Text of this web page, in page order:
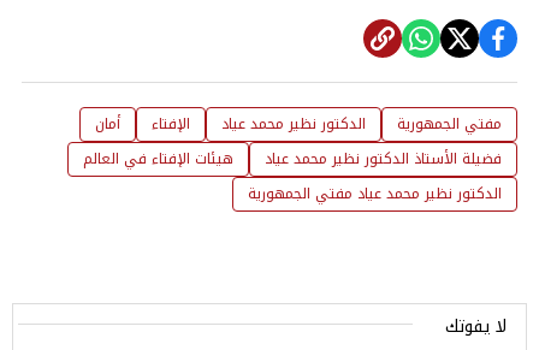
مفتي الجمهورية الدكتور نظير محمد عياد الإفتاء
أمان
فضيلة الأستاذ الدكتور نظير محمد عياد
هيئات الإفتاء في العالم
الدكتور نظير محمد عياد مفتي الجمهورية
لا يفوتك